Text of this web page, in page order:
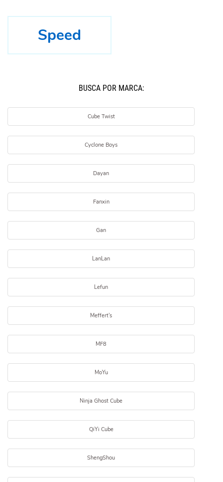
Speed
BUSCÁ POR MARCA:
Cube Twist
Cyclone Boys
Dayan
Fanxin
Gan
LanLan
Lefun
Meffert's
MF8
MoYu
Ninja Ghost Cube
QiYi Cube
ShengShou